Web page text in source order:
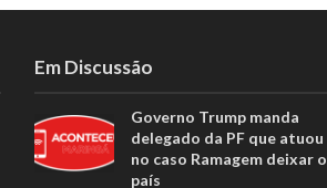
Em Discussão
Governo Trump manda
delegado da PF que atuou
no caso Ramagem deixar o
país